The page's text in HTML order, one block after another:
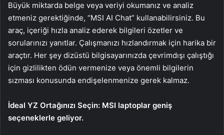
Büyük miktarda belge veya veriyi okumanız ve analiz
etmeniz gerektiğinde, “MSI AI Chat” kullanabilirsiniz. Bu
araç, içeriği hızla analiz ederek bilgileri özetler ve
sorularınızı yanıtlar. Çalışmanızı hızlandırmak için harika bir
araçtır. Her şey dizüstü bilgisayarınızda çevrimdışı çalıştığı
için gizlilikten ödün vermenize veya önemli bilgilerin
sızması konusunda endişelenmenize gerek kalmaz.
İdeal YZ Ortağınızı Seçin: MSI laptoplar geniş
seçeneklerle geliyor.